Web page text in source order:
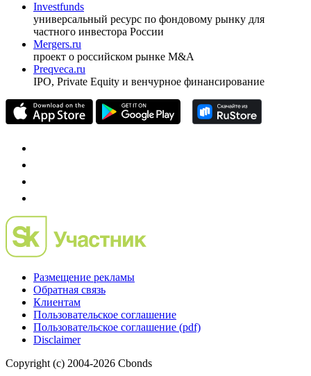
Investfunds
универсальный ресурс по фондовому рынку для
частного инвестора России
Mergers.ru
проект о российском рынке M&A
Preqveca.ru
IPO, Private Equity и венчурное финансирование
Размещение рекламы
Обратная связь
Клиентам
Пользовательское соглашение
Пользовательское соглашение (pdf)
Disclaimer
Copyright (c) 2004-2026 Cbonds